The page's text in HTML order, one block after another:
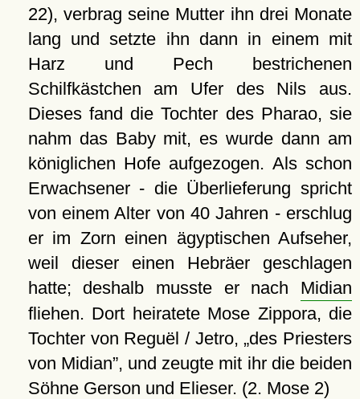
22), verbrag seine Mutter ihn drei Monate
lang und setzte ihn dann in einem mit
Harz und Pech bestrichenen
Schilfkästchen am Ufer des Nils aus.
Dieses fand die Tochter des Pharao, sie
nahm das Baby mit, es wurde dann am
königlichen Hofe aufgezogen. Als schon
Erwachsener - die Überlieferung spricht
von einem Alter von 40 Jahren - erschlug
er im Zorn einen ägyptischen Aufseher,
weil dieser einen Hebräer geschlagen
hatte; deshalb musste er nach Midian
fliehen. Dort heiratete Mose Zippora, die
Tochter von Reguël / Jetro, des Priesters
von Midian , und zeugte mit ihr die beiden
Söhne Gerson und Elieser. (2. Mose 2)